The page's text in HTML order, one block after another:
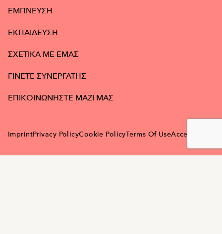
ΕΜΠΝΕΥΣΗ
ΕΚΠΑΙΔΕΥΣΗ
ΣΧΕΤΙΚΑ ΜΕ ΕΜΑΣ
ΓΙΝΕΤΕ ΣΥΝΕΡΓΑΤΗΣ
ΕΠΙΚΟΙΝΩΝΗΣΤΕ ΜΑΖΙ ΜΑΣ
ImprintPrivacy PolicyCookie PolicyTerms Of UseAccessibility